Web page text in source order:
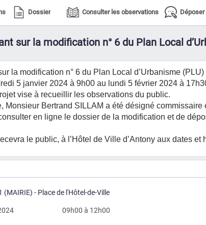
Dossier Consulter les observations
sur la modification n° 6 du Plan Local
la modification n° 6 du Plan Local d’Urbanisme
5 janvier 2024 à 9h00 au lundi 5 février 2024 à
vise à recueillir les observations du public.
Monsieur Bertrand SILLAM a été désigné commissaire
en ligne le dossier de la modification et de
le public, à l’Hôtel de Ville d’Antony aux dates et
(MAIRIE) - Place de l'Hôtel-de-Ville
09h00 à 12h00